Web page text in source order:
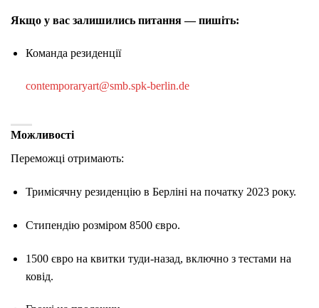
Якщо у вас залишились питання — пишіть:
Команда резиденції
contemporaryart@smb.spk-berlin.de
Можливості
Переможці отримають:
Тримісячну резиденцію в Берліні на початку 2023 року.
Стипендію розміром 8500 євро.
1500 євро на квитки туди-назад, включно з тестами на
ковід.